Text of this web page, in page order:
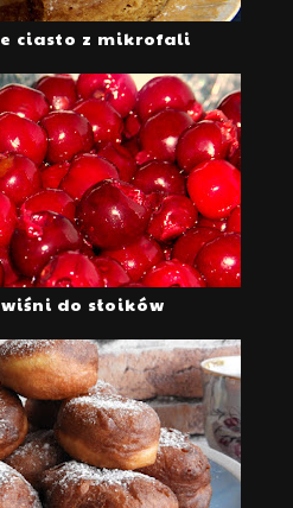
ciasto z mikrofali
do słoików